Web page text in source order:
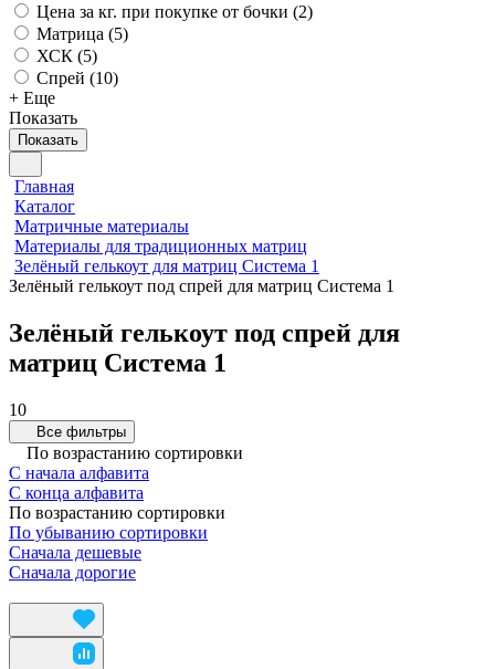
Цена за кг. при покупке от бочки (2)
Матрица (5)
ХСК (5)
Спрей (10)
+ Еще
Показать
Показать
Главная
Каталог
Матричные материалы
Материалы для традиционных матриц
Зелёный гелькоут для матриц Система 1
Зелёный гелькоут под спрей для матриц Система 1
Зелёный гелькоут под спрей для
матриц Система 1
10
Все фильтры
По возрастанию сортировки
С начала алфавита
С конца алфавита
По возрастанию сортировки
По убыванию сортировки
Сначала дешевые
Сначала дорогие